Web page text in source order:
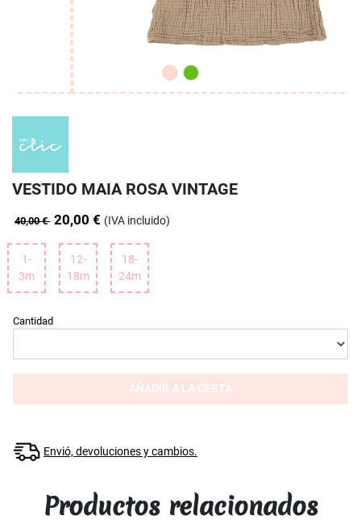
VESTIDO MAIA ROSA VINTAGE
40,00 € 20,00 € (IVA incluido)
1-
3m
12-
18m
18-
24m
Cantidad
AÑADIR A LA CESTA
Envió, devoluciones y cambios.
Productos relacionados